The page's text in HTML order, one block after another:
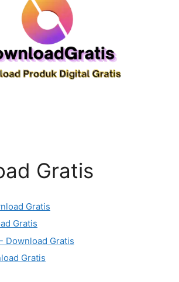
Gratis
Gratis
Gratis
Download Gratis
Gratis